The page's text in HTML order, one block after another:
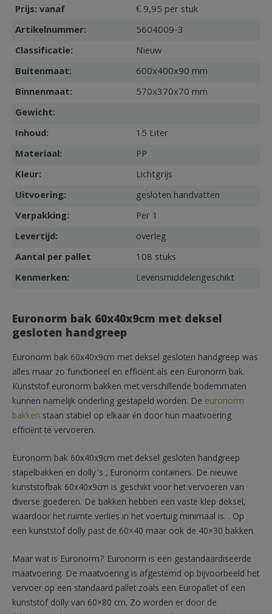
Prijs: vanaf
€ 9,95 per stuk
Artikelnummer:
5604009-3
Classificatie:
Nieuw
Buitenmaat:
600x400x90 mm
Binnenmaat:
570x370x70 mm
Gewicht:
Inhoud:
15 Liter
Materiaal:
PP
Kleur:
Lichtgrijs
Uitvoering:
gesloten handvatten
Verpakking:
Per 1
Levertijd:
overleg
Aantal per pallet
108 stuks
Kenmerken:
Levensmiddelengeschikt
Euronorm bak 60x40x9cm met deksel
gesloten handgreep
Euronorm bak 60x40x9cm met deksel gesloten handgreep was
alles maar zo functioneel en efficiënt als een Euronorm bak.
Kunststof euronorm bakken met verschillende bodemmaten
kunnen namelijk onderling gestapeld worden. De euronorm
bakken staan stabiel op elkaar én door hun maatvoering
efficiënt te vervoeren.
Euronorm bak 60x40x9cm met deksel gesloten handgreep
stapelbakken en dolly’s , Euronorm containers. De nieuwe
kunststofbak 60x40x9cm is geschikt voor het vervoeren van
diverse goederen. De bakken hebben een vaste klep deksel,
waardoor het ruimte verlies in het voertuig minimaal is. . Op
een kunststof dolly past de 60×40 maar ook de 40×30 bakken.
Maar wat is Euronorm? Euronorm is een gestandaardiseerde
maatvoering. De maatvoering is afgestemd op bijvoorbeeld het
vervoer op een standaard pallet zoals een Europallet of een
kunststof dolly van 60×80 cm. Zo worden er door de